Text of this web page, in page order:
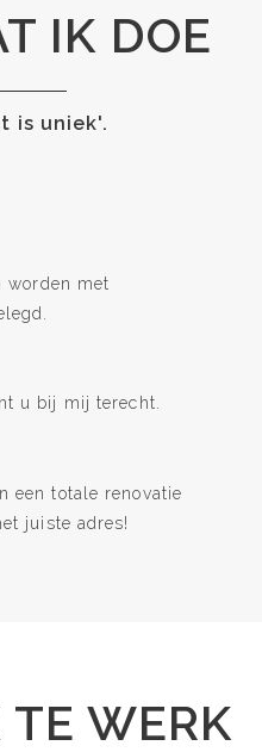
IK DOE
is uniek'.
worden met
u bij mij terecht.
een totale renovatie
juiste adres!
TE WERK